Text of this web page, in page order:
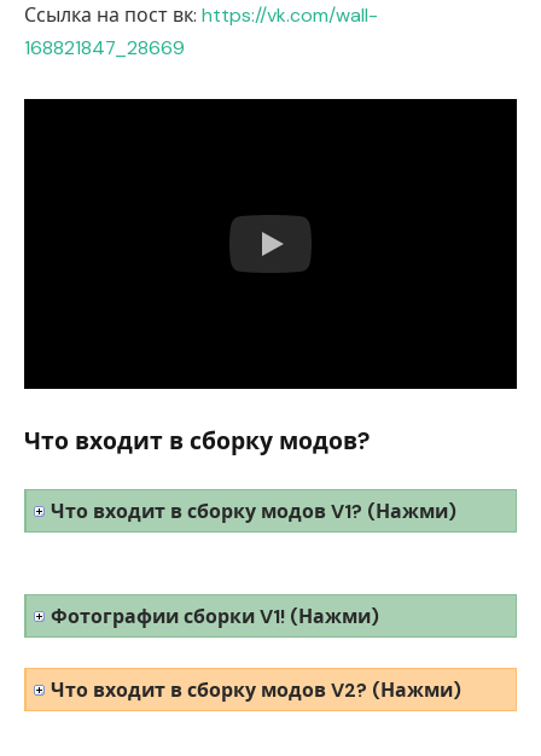
Ссылка на пост вк: https://vk.com/wall-
168821847_28669
Что входит в сборку модов?
Что входит в сборку модов V1? (Нажми)
Фотографии сборки V1! (Нажми)
Что входит в сборку модов V2? (Нажми)